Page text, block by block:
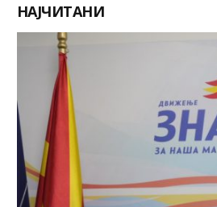
НАЈЧИТАНИ